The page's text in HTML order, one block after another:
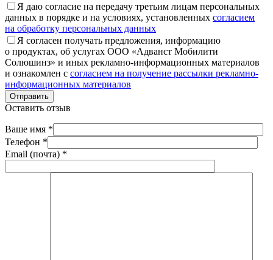
Я даю согласие на передачу третьим лицам персональных
данных в порядке и на условиях, установленных согласием
на обработку персональных данных
Я согласен получать предложения, информацию
о продуктах, об услугах ООО «Адванст Мобилити
Солюшинз» и иных рекламно-информационных материалов
и ознакомлен с согласием на получение рассылки рекламно-
информационных материалов
Отправить
Оставить отзыв
Ваше имя *
Телефон *
Email (почта) *